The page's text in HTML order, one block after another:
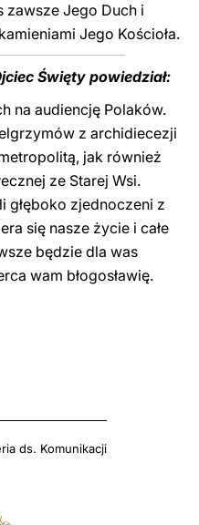
zawsze Jego Duch i
Jego Kościoła.
Święty powiedział:
na audiencję Polaków.
z archidiecezji
jak również
ze Starej Wsi.
głęboko zjednoczeni z
się nasze życie i całe
będzie dla was
wam błogosławię.
ds. Komunikacji